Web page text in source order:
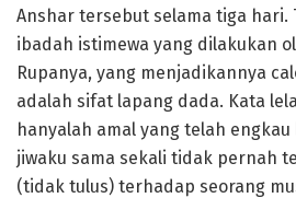
Anshar tersebut selama tiga
ibadah istimewa yang dilakukan
Rupanya, yang menjadikannya
adalah sifat lapang dada. Kata
hanyalah amal yang telah
jiwaku sama sekali tidak pernah
(tidak tulus) terhadap seorang